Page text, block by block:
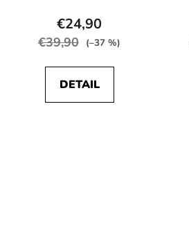
€24,90
€39,90 (–37 %)
DETAIL